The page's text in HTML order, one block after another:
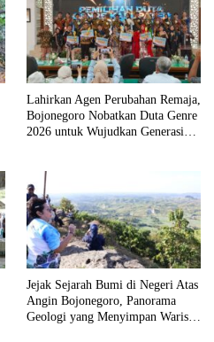
Lahirkan Agen Perubahan Remaja,
Bojonegoro Nobatkan Duta Genre
2026 untuk Wujudkan Generasi
Jejak Sejarah Bumi di Negeri Atas
Angin Bojonegoro, Panorama
Geologi yang Menyimpan Warisan